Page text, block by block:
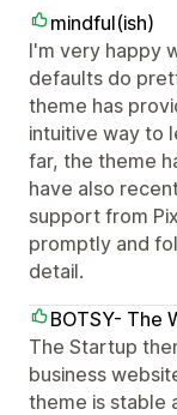
mindful(ish)
I'm very happy
defaults do
theme has
intuitive way to
far, the theme
have also
support from
promptly and
detail.
BOTSY- The
The Startup
business
theme is stable